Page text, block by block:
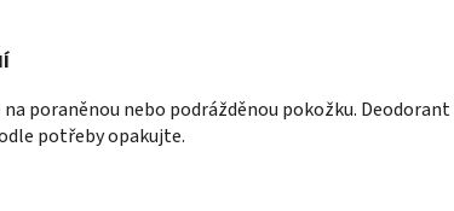
poraněnou nebo podrážděnou pokožku.
potřeby opakujte.